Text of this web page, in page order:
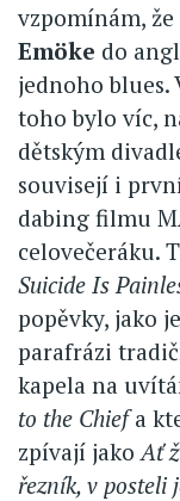
vzpomínám,
Emöke do
jednoho
toho bylo víc,
dětským
souvisejí i
dabing filmu
celovečeráku.
Suicide Is
popěvky, jako
parafrázi
kapela na
to the Chiefa
zpívají jako Ať
řezník, v posteli